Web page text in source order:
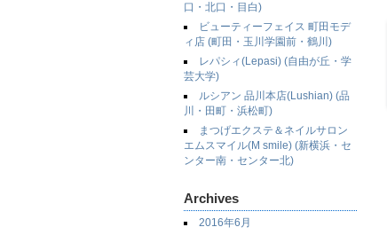
口・北口・目白)
ビューティーフェイス 町田モデ
ィ店 (町田・玉川学園前・鶴川)
レパシィ(Lepasi) (自由が丘・学
芸大学)
ルシアン 品川本店(Lushian) (品
川・田町・浜松町)
まつげエクステ＆ネイルサロン
エムスマイル(M smile) (新横浜・セ
ンター南・センター北)
Archives
2016年6月